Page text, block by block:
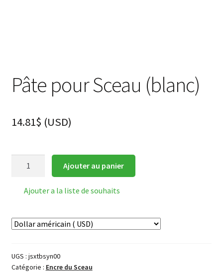
Pâte pour Sceau (blanc)
14.81$ (USD)
(blanc)
Ajouter au panier
Ajouter a la liste de souhaits
UGS : jsxtbsyn00
Catégorie : Encre du Sceau